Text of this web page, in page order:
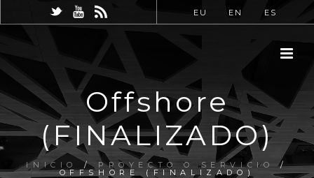
EU EN ES
Offshore
(FINALIZADO)
INICIO / PROYECTO O SERVICIO /
OFFSHORE (FINALIZADO)